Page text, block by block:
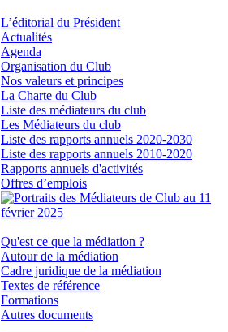
L’éditorial du Président
Actualités
Agenda
Organisation du Club
Nos valeurs et principes
La Charte du Club
Liste des médiateurs du club
Les Médiateurs du club
Liste des rapports annuels 2020-2030
Liste des rapports annuels 2010-2020
Rapports annuels d'activités
Offres d’emplois
Qu'est ce que la médiation ?
Autour de la médiation
Cadre juridique de la médiation
Textes de référence
Formations
Autres documents